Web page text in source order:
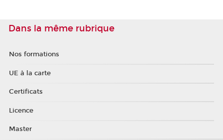
Dans la même rubrique
Nos formations
UE à la carte
Certificats
Licence
Master